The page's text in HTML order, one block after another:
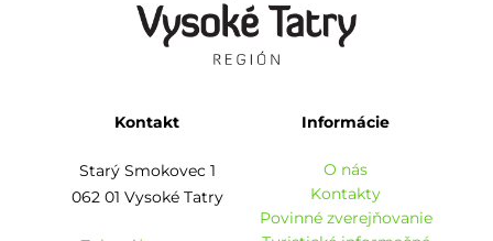
Kontakt
Starý Smokovec 1
062 01 Vysoké Tatry
Informácie
O nás
Kontakty
Povinné zverejňovanie